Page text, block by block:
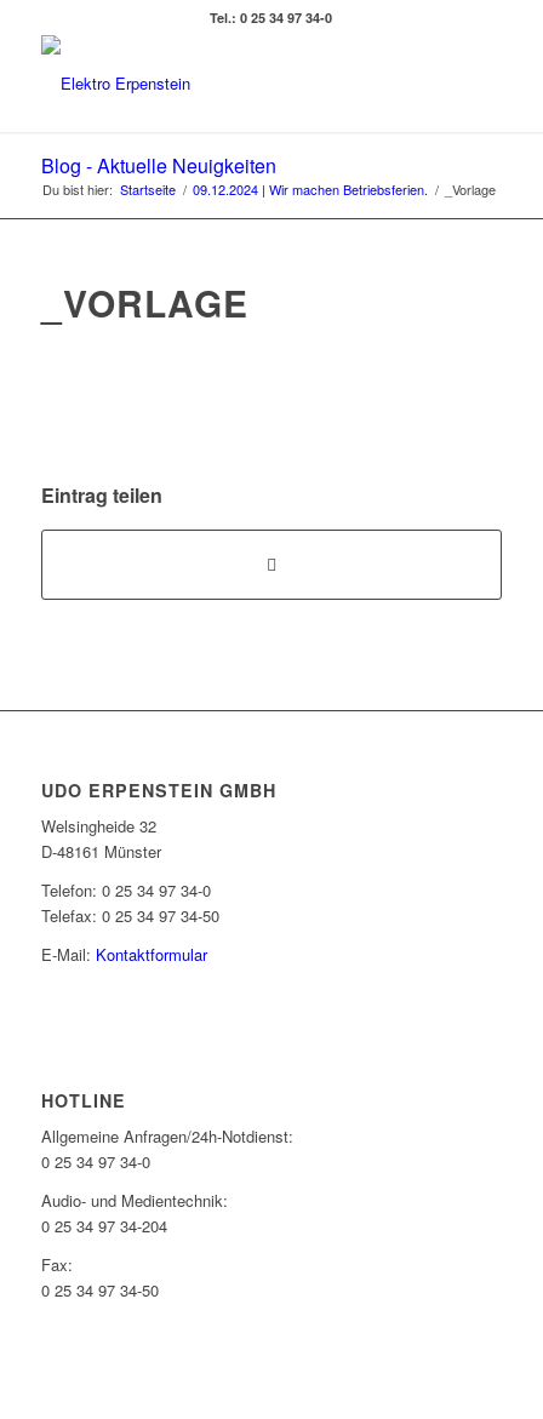
Tel.: 0 25 34 97 34-0
Blog - Aktuelle Neuigkeiten
Du bist hier: Startseite / 09.12.2024 | Wir machen Betriebsferien. / _Vorlage
_VORLAGE
Eintrag teilen
UDO ERPENSTEIN GMBH
Welsingheide 32
D-48161 Münster
Telefon: 0 25 34 97 34-0
Telefax: 0 25 34 97 34-50
E-Mail: Kontaktformular
HOTLINE
Allgemeine Anfragen/24h-Notdienst:
0 25 34 97 34-0
Audio- und Medientechnik:
0 25 34 97 34-204
Fax:
0 25 34 97 34-50